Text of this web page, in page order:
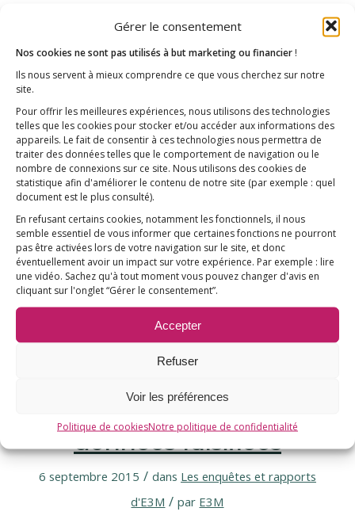
Gérer le consentement
Nos cookies ne sont pas utilisés à but marketing ou financier !
Ils nous servent à mieux comprendre ce que vous cherchez sur notre
site.
Pour offrir les meilleures expériences, nous utilisons des technologies
telles que les cookies pour stocker et/ou accéder aux informations des
appareils. Le fait de consentir à ces technologies nous permettra de
traiter des données telles que le comportement de navigation ou le
nombre de connexions sur ce site. Nous utilisons des cookies de
statistique afin d'améliorer le contenu de notre site (par exemple : quel
document est le plus consulté).
En refusant certains cookies, notamment les fonctionnels, il nous
semble essentiel de vous informer que certaines fonctions ne pourront
pas être activées lors de votre navigation sur le site, et donc
éventuellement avoir un impact sur votre expérience. Par exemple : lire
une vidéo. Sachez qu'à tout moment vous pouvez changer d'avis en
cliquant sur l'onglet “Gérer le consentement”.
Accepter
Refuser
Voir les préférences
Politique de cookiesNotre politique de confidentialité
7 septembre 2015
1. Quand et pourquoi a-t-on mis de
l’aluminium dans les vaccins ? 2. Des
études sur la sécurité d’utilisation des sels
d’aluminium dans les vaccins ont-elles été
menées ? 3. L’aluminium est-il un produit
toxique…
sans aluminium : des
données falsifiées
6 septembre 2015 / dans Les enquêtes et rapports
d'E3M / par E3M